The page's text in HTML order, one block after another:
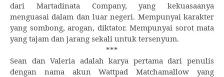
dari Martadinata Company, yang kekuasaanya
menguasai dalam dan luar negeri. Mempunyai karakter
yang sombong, arogan, diktator. Mempunyai sorot mata
yang tajam dan jarang sekali untuk tersenyum.
***
Sean dan Valeria adalah karya pertama dari penulis
dengan nama akun Wattpad Matchamallow yang